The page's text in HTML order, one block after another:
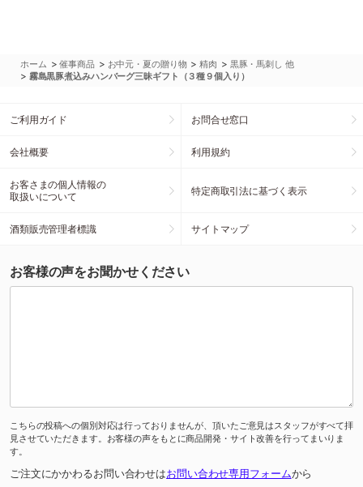
ホーム >催事商品 > お中元・夏の贈り物 >精肉 > 黒豚・馬刺し 他
> 霧島黒豚煮込みハンバーグ三昧ギフト（３種９個入り）
ご利用ガイド お問合せ窓口
会社概要 利用規約
お客さまの個人情報の
取扱いについて
特定商取引法に基づく表示
酒類販売管理者標識 サイトマップ
お客様の声をお聞かせください
こちらの投稿への個別対応は行っておりませんが、頂いたご意見はスタッフがすべて拝
見させていただきます。お客様の声をもとに商品開発・サイト改善を行ってまいりま
す。
ご注文にかかわるお問い合わせはお問い合わせ専用フォームから